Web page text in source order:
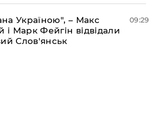
Україною", – Макс
і Марк Фейгін відвідали
Слов'янськ
09:29